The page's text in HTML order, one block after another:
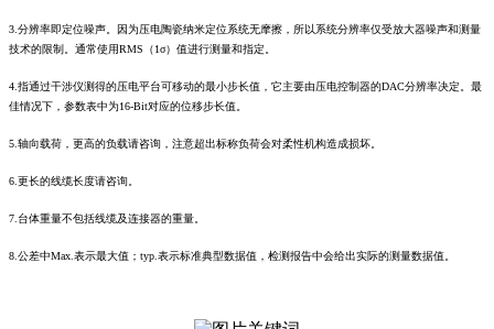
3.分辨率即定位噪声。因为压电陶瓷纳米定位系统无摩擦，所以系统分辨率仅受放大器噪声和测量
技术的限制。通常使用RMS（1σ）值进行测量和指定。
4.指通过干涉仪测得的压电平台可移动的最小步长值，它主要由压电控制器的DAC分辨率决定。最
佳情况下，参数表中为16-Bit对应的位移步长值。
5.轴向载荷，更高的负载请咨询，注意超出标称负荷会对柔性机构造成损坏。
6.更长的线缆长度请咨询。
7.台体重量不包括线缆及连接器的重量。
8.公差中Max.表示最大值；typ.表示标准典型数据值，检测报告中会给出实际的测量数据值。